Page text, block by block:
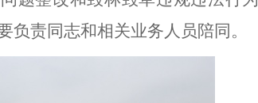
负责同志和相关业务人员陪同。